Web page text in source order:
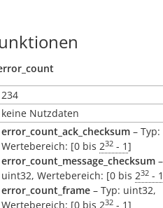
234
keine Nutzdaten
error_count_ack_checksum –
Wertebereich: [0 bis 232 - 1]
error_count_message_checksum
uint32, Wertebereich: [0 bis 232 - 1
error_count_frame – Typ: uint32,
Wertebereich: [0 bis 232 - 1]